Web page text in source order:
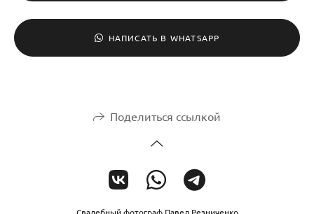
НАПИСАТЬ В WHATSAPP
Поделиться ссылкой